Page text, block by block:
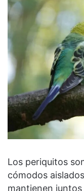
Los periquitos
cómodos
mantienen